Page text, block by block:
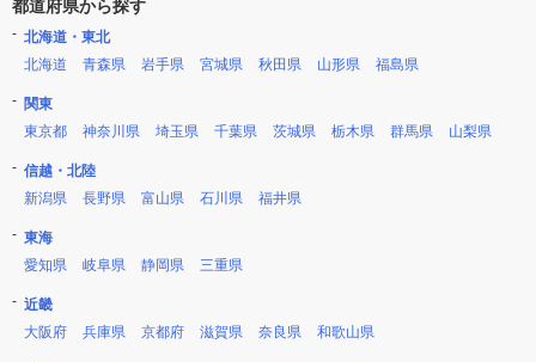
都道府県から探す
北海道・東北
北海道
青森県 岩手県 宮城県 秋田県 山形県 福島県
関東
東京都
神奈川県 埼玉県 千葉県 茨城県 栃木県 群馬県 山梨県
信越・北陸
新潟県
長野県 富山県 石川県 福井県
東海
愛知県
岐阜県 静岡県 三重県
近畿
大阪府
兵庫県 京都府 滋賀県 奈良県 和歌山県